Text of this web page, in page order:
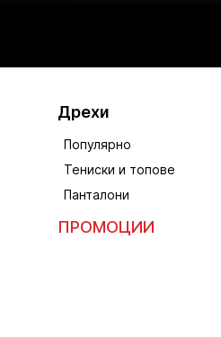
Дрехи
Популярно
Тениски и топове
Панталони
ПРОМОЦИИ